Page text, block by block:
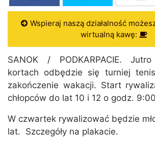
Wspieraj naszą działalność
wirtualną kawę:
SANOK / PODKARPACIE.
kortach odbędzie się turniej
zakończenie wakacji. Start
chłopców do lat 10 i 12 o godz.
W czwartek rywalizować będzie
lat. Szczegóły na plakacie.